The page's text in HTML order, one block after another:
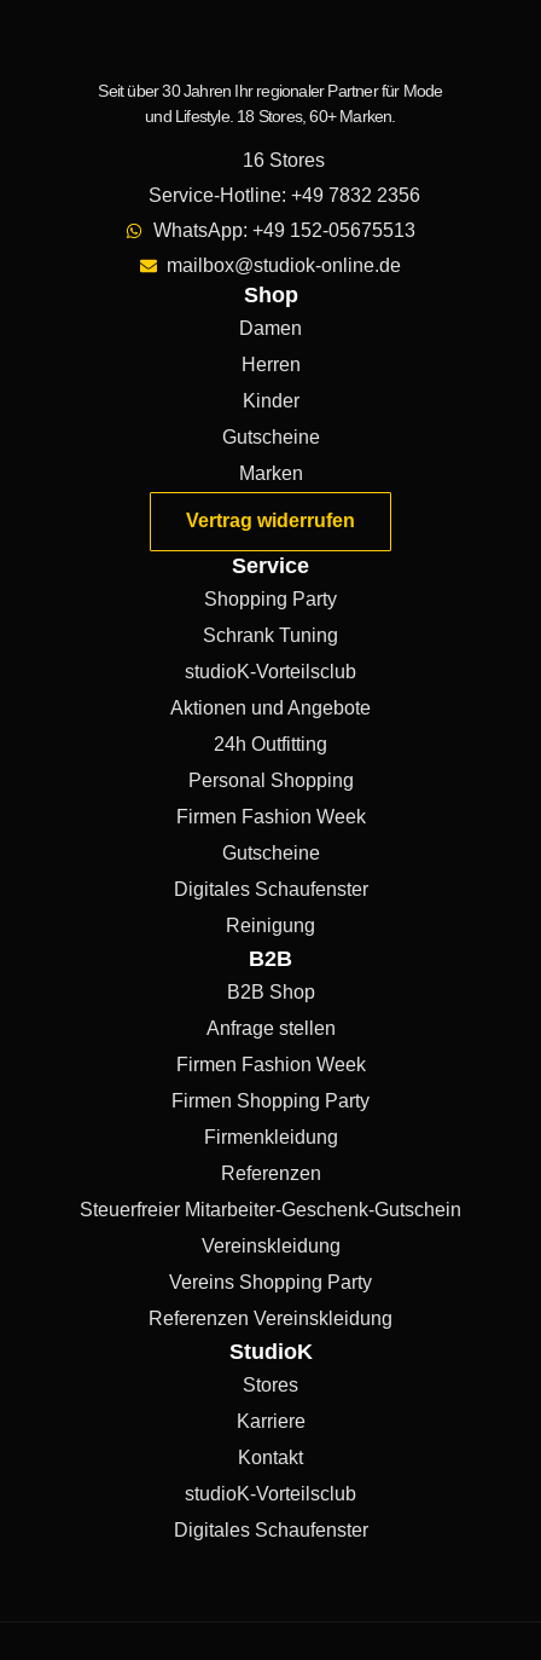
Seit über 30 Jahren Ihr regionaler Partner für Mode
und Lifestyle. 18 Stores, 60+ Marken.
16 Stores
Service-Hotline: +49 7832 2356
WhatsApp: +49 152-05675513
mailbox@studiok-online.de
Shop
Damen
Herren
Kinder
Gutscheine
Marken
Vertrag widerrufen
Service
Shopping Party
Schrank Tuning
studioK-Vorteilsclub
Aktionen und Angebote
24h Outfitting
Personal Shopping
Firmen Fashion Week
Gutscheine
Digitales Schaufenster
Reinigung
B2B
B2B Shop
Anfrage stellen
Firmen Fashion Week
Firmen Shopping Party
Firmenkleidung
Referenzen
Steuerfreier Mitarbeiter-Geschenk-Gutschein
Vereinskleidung
Vereins Shopping Party
Referenzen Vereinskleidung
StudioK
Stores
Karriere
Kontakt
studioK-Vorteilsclub
Digitales Schaufenster